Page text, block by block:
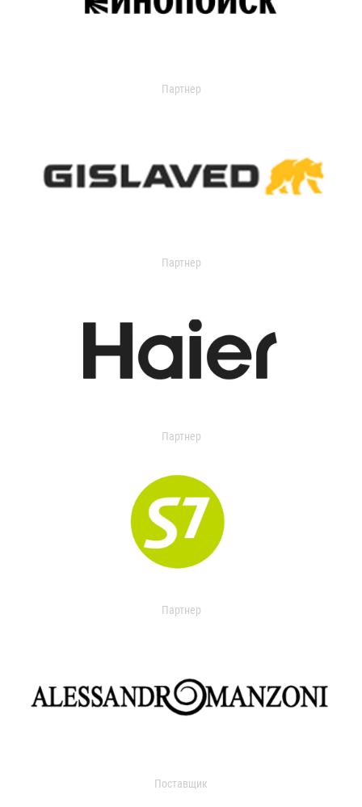
Партнер
Партнер
Партнер
Партнер
Поставщик